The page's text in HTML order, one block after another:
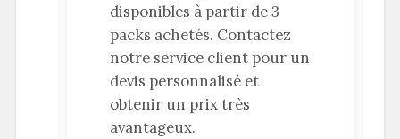
disponibles à partir de 3
packs achetés. Contactez
notre service client pour un
devis personnalisé et
obtenir un prix très
avantageux.